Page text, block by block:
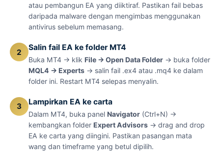
atau pembangun EA yang diiktiraf. Pastikan fail bebas
daripada malware dengan mengimbas menggunakan
antivirus sebelum memasang.
2 Salin fail EA ke folder MT4
Buka MT4 → klik File → Open Data Folder → buka folder
MQL4 → Experts → salin fail .ex4 atau .mq4 ke dalam
folder ini. Restart MT4 selepas menyalin.
3 Lampirkan EA ke carta
Dalam MT4, buka panel Navigator (Ctrl+N) →
kembangkan folder Expert Advisors → drag and drop
EA ke carta yang diingini. Pastikan pasangan mata
wang dan timeframe yang betul dipilih.